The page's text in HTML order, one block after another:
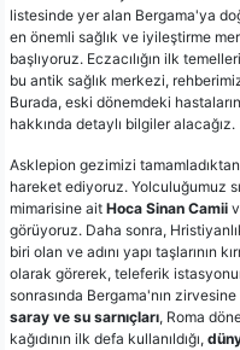
listesinde yer alan Bergama'ya
en önemli sağlık ve iyileştirme
başlıyoruz. Eczacılığın ilk
bu antik sağlık merkezi,
Burada, eski dönemdeki
hakkında detaylı bilgiler alacağız.
Asklepion gezimizi
hareket ediyoruz. Yolculuğumuz
mimarisine ait Hoca Sinan Camii
görüyoruz. Daha sonra,
biri olan ve adını yapı taşlarının
olarak görerek, teleferik
sonrasında Bergama'nın
saray ve su sarnıçları, Roma
kağıdının ilk defa kullanıldığı,